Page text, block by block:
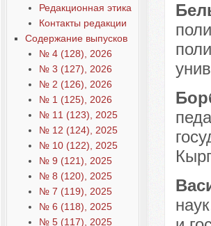
Редакционная этика
Контакты редакции
Содержание выпусков
№ 4 (128), 2026
№ 3 (127), 2026
№ 2 (126), 2026
№ 1 (125), 2026
№ 11 (123), 2025
№ 12 (124), 2025
№ 10 (122), 2025
№ 9 (121), 2025
№ 8 (120), 2025
№ 7 (119), 2025
№ 6 (118), 2025
№ 5 (117), 2025